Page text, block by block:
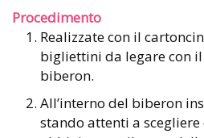
Procedimento
Realizzate con il
bigliettini da legare con
biberon.
All’interno del biberon
stando attenti a scegliere